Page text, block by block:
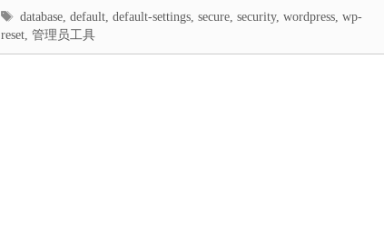
标
签
database,default,default-settings,secure,security,wordpress,wp-
reset,管理员工具